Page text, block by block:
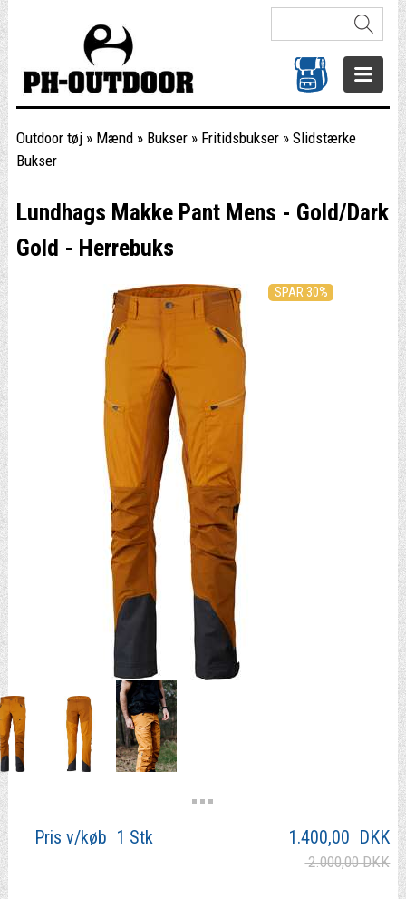
Outdoor tøj» Mænd» Bukser» Fritidsbukser» Slidstærke
Bukser
Lundhags Makke Pant Mens - Gold/Dark
Gold - Herrebuks
SPAR 30%
Pris v/køb 1 Stk 1.400,00 DKK
2.000,00 DKK